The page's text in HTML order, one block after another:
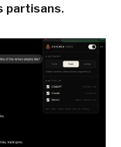
partisans.